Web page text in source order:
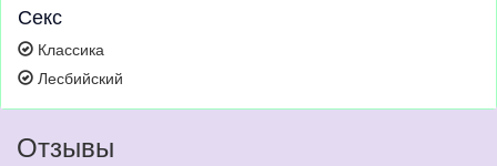
Секс
Классика
Лесбийский
Отзывы